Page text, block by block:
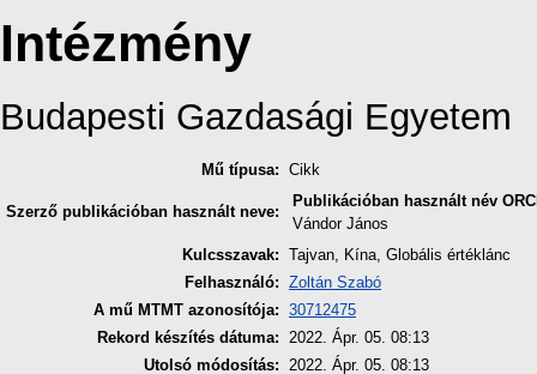
Intézmény
Budapesti Gazdasági Egyetem
Mű típusa: Cikk
Szerző publikációban használt neve:
Publikációban használt név
Vándor János
Kulcsszavak: Tajvan, Kína, Globális értéklánc
Felhasználó: Zoltán Szabó
A mű MTMT azonosítója: 30712475
Rekord készítés dátuma: 2022. Ápr. 05. 08:13
Utolsó módosítás: 2022. Ápr. 05. 08:13